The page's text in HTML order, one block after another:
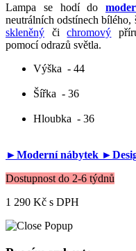
Lampa se hodí do
neutrálních odstínech bílého,
skleněný čichromový
pomocí odrazů světla.
Výška - 44
Šířka - 36
Hloubka - 36
►Moderní nábytek
Dostupnost do 2-6 týdnů
1 290 Kč s DPH